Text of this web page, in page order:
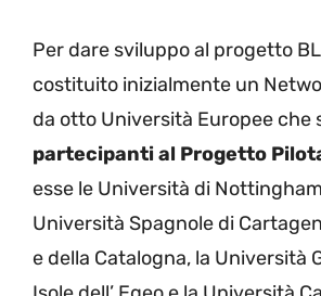
Per dare sviluppo al progetto
costituito inizialmente un
da otto Università Europee che
partecipanti al Progetto
esse le Università di
Università Spagnole di
e della Catalogna, la Università